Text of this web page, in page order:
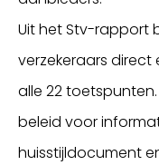
Uit het Stv-rapport
verzekeraars
alle 22
beleid voor
huisstijldocument